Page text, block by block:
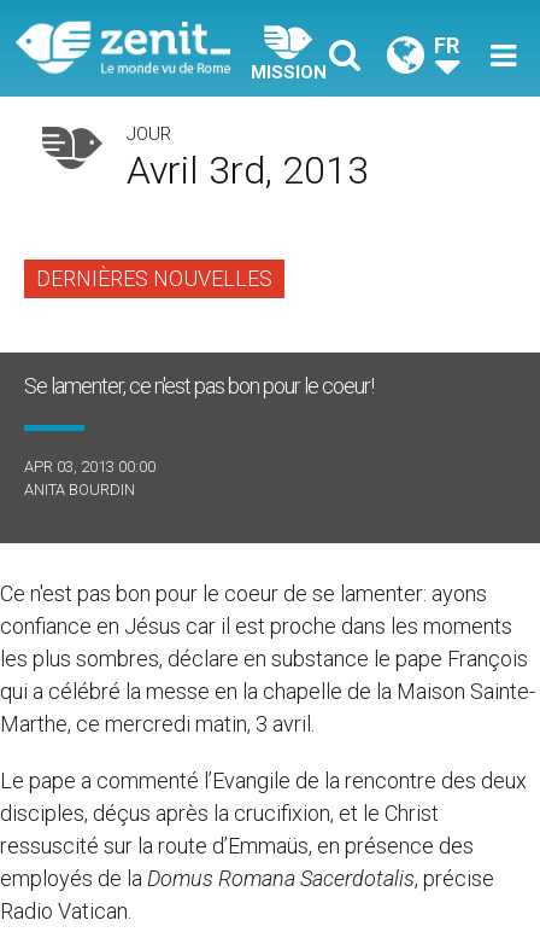
MISSION
FR
JOUR
Avril 3rd, 2013
DERNIÈRES NOUVELLES
Se lamenter, ce n'est pas bon pour le coeur!
APR 03, 2013 00:00
ANITA BOURDIN
Ce n'est pas bon pour le coeur de se lamenter: ayons
confiance en Jésus car il est proche dans les moments
les plus sombres, déclare en substance le pape François
qui a célébré la messe en la chapelle de la Maison Sainte-
Marthe, ce mercredi matin, 3 avril.
Le pape a commenté l’Evangile de la rencontre des deux
disciples, déçus après la crucifixion, et le Christ
ressuscité sur la route d’Emmaüs, en présence des
employés de la Domus Romana Sacerdotalis, précise
Radio Vatican.